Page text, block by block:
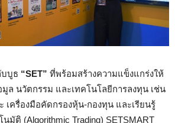
บบูธ “SET” ที่พร้อมสร้างความแข็งแกร่งให้
ล นวัตกรรม และเทคโนโลยีการลงทุน เช่น
เครื่องมือคัดกรองหุ้น-กองทุน และเรียนรู้
มัติ (Algorithmic Trading) SETSMART